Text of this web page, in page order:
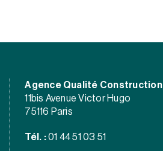
Agence Qualité Construction
11bis Avenue Victor Hugo
75116 Paris
Tél. : 01 44 51 03 51